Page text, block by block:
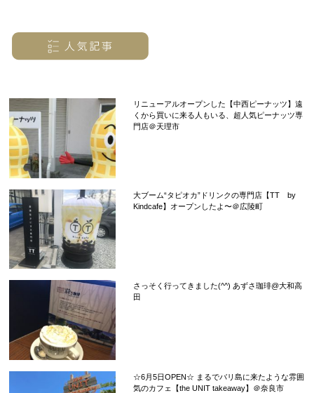
リニューアルオープンした【中西ピーナッツ】遠
くから買いに来る人もいる、超人気ピーナッツ専
門店＠天理市
大ブーム“タピオカ”ドリンクの専門店【TT by
Kindcafe】オープンしたよ〜＠広陵町
さっそく行ってきました(^^) あずさ珈琲@大和高
田
☆6月5日OPEN☆ まるでバリ島に来たような雰囲
気のカフェ【the UNIT takeaway】＠奈良市